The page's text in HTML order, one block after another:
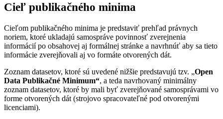
Cieľ publikačného minima
Cieľom publikačného minima je predstaviť prehľad právnych
noriem, ktoré ukladajú samospráve povinnosť zverejnenia
informácií po obsahovej aj formálnej stránke a navrhnúť aby sa tieto
informácie zverejňovali aj vo formáte otvorených dát.
Zoznam datasetov, ktoré sú uvedené nižšie predstavujú tzv. „Open
Data Publikačné Minimum“, a teda navrhovaný minimálny
zoznam datasetov, ktoré by mali byť zverejňované samosprávami vo
forme otvorených dát (strojovo spracovateľné pod otvorenými
licenciami).